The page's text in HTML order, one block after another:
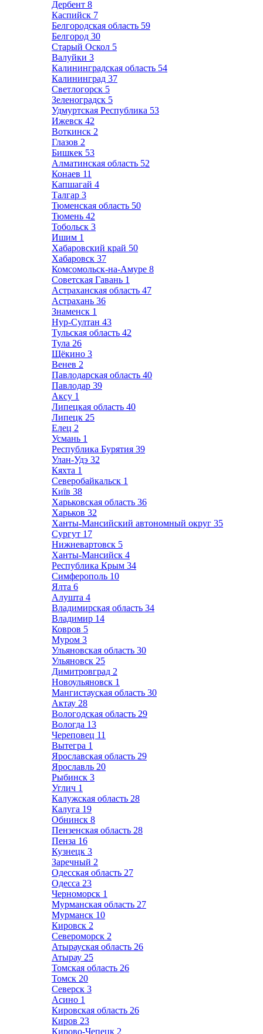
Дербент 8
Каспийск 7
Белгородская область 59
Белгород 30
Старый Оскол 5
Валуйки 3
Калининградская область 54
Калининград 37
Светлогорск 5
Зеленоградск 5
Удмуртская Республика 53
Ижевск 42
Воткинск 2
Глазов 2
Бишкек 53
Алматинская область 52
Конаев 11
Капшагай 4
Талгар 3
Тюменская область 50
Тюмень 42
Тобольск 3
Ишим 1
Хабаровский край 50
Хабаровск 37
Комсомольск-на-Амуре 8
Советская Гавань 1
Астраханская область 47
Астрахань 36
Знаменск 1
Нур-Султан 43
Тульская область 42
Тула 26
Щёкино 3
Венев 2
Павлодарская область 40
Павлодар 39
Аксу 1
Липецкая область 40
Липецк 25
Елец 2
Усмань 1
Республика Бурятия 39
Улан-Удэ 32
Кяхта 1
Северобайкальск 1
Київ 38
Харьковская область 36
Харьков 32
Ханты-Мансийский автономный округ 35
Сургут 17
Нижневартовск 5
Ханты-Мансийск 4
Республика Крым 34
Симферополь 10
Ялта 6
Алушта 4
Владимирская область 34
Владимир 14
Ковров 5
Муром 3
Ульяновская область 30
Ульяновск 25
Димитровград 2
Новоульяновск 1
Мангистауская область 30
Актау 28
Вологодская область 29
Вологда 13
Череповец 11
Вытегра 1
Ярославская область 29
Ярославль 20
Рыбинск 3
Углич 1
Калужская область 28
Калуга 19
Обнинск 8
Пензенская область 28
Пенза 16
Кузнецк 3
Заречный 2
Одесская область 27
Одесса 23
Черноморск 1
Мурманская область 27
Мурманск 10
Кировск 2
Североморск 2
Атырауская область 26
Атырау 25
Томская область 26
Томск 20
Северск 3
Асино 1
Кировская область 26
Киров 23
Кирово-Чепецк 2